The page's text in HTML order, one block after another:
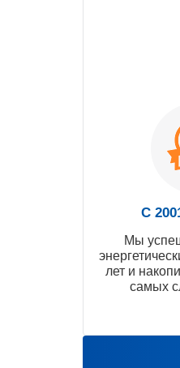
С
Мы
лет и
самых